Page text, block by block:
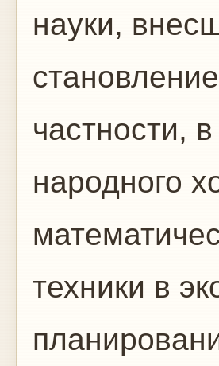
науки,
частности,
народного
техники в